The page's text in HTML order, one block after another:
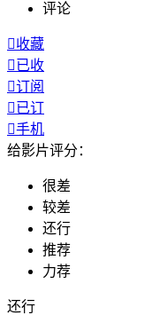
评论
收藏
已收
订阅
已订
手机
给影片评分：
很差
较差
还行
推荐
力荐
还行